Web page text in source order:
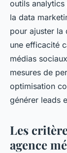
outils
la data
pour ajuster la
une efficacité
médias
mesures de
optimisation
générer leads
Les
agence